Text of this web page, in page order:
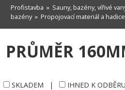
Profistavba » Sauny, bazény, vířivé
bazény» Propojovací materiál a hadice
PRŮMĚR
SKLADEM | IHNED K ODBĚRU